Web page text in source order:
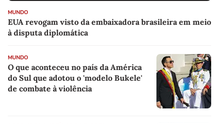
MUNDO
EUA revogam visto da embaixadora brasileira em meio
à disputa diplomática
MUNDO
O que aconteceu no país da América
do Sul que adotou o 'modelo Bukele'
de combate à violência